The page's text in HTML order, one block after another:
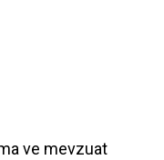
ve mevzuat